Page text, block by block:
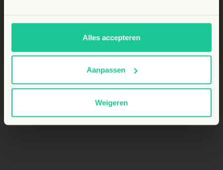
Alles accepteren
Aanpassen
Weigeren
BE